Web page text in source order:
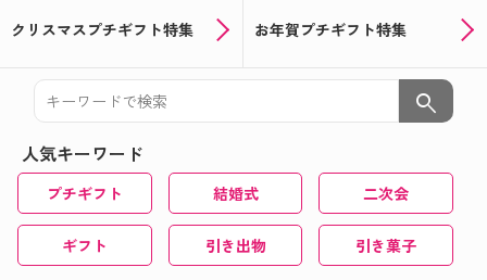
クリスマスプチギフト特集 お年賀プチギフト特集
search
人気キーワード
プチギフト 結婚式 二次会
ギフト 引き出物 引き菓子